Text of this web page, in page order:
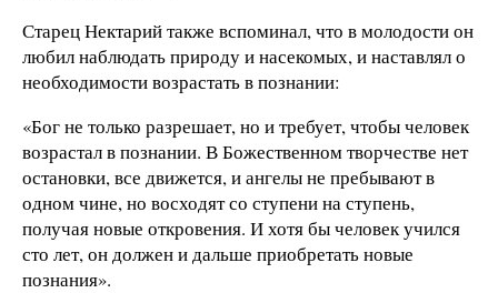
Старец Нектарий также вспоминал, что в молодости он
любил наблюдать природу и насекомых, и наставлял о
необходимости возрастать в познании:
«Бог не только разрешает, но и требует, чтобы человек
возрастал в познании. В Божественном творчестве нет
остановки, все движется, и ангелы не пребывают в
одном чине, но восходят со ступени на ступень,
получая новые откровения. И хотя бы человек учился
сто лет, он должен и дальше приобретать новые
познания».